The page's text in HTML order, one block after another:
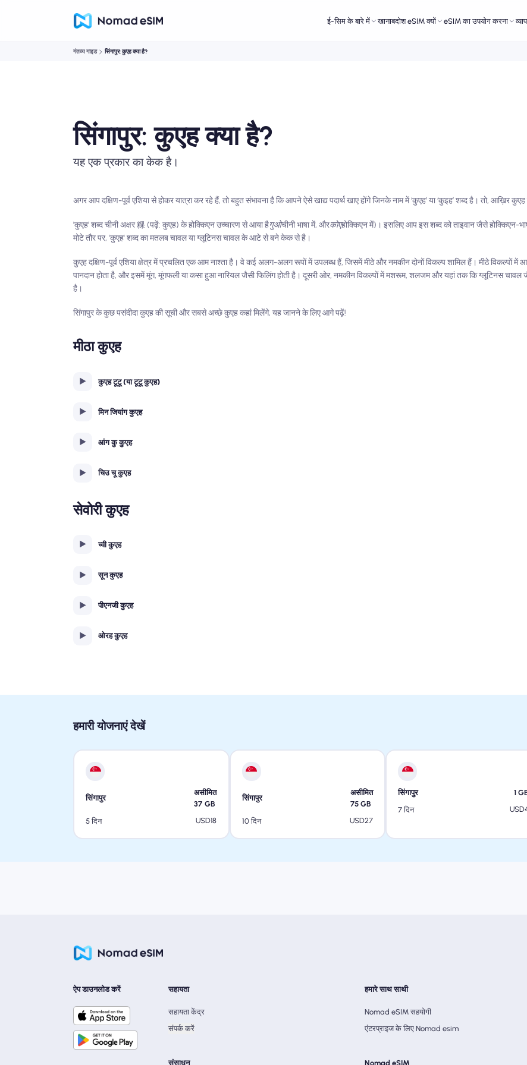
ई-सिम के बारे में खानाबदोश eSIM क्यों eSIM का उपयोग करना
गंतव्य गाइड सिंगापुर: कुएह क्या है?
सिंगापुर: कुएह क्या है?
यह एक प्रकार का केक है।
अगर आप दक्षिण-पूर्व एशिया से होकर यात्रा कर रहे हैं, तो बहुत संभावना है कि आपने ऐसे खाद्य पदार्थ खाए होंगे जिनके नाम में ‘कुएह’ या ‘कुइह’ शब्द है। तो, आख़िर कुएह
'कुएह' शब्द चीनी अक्षर 粿 (पढ़ें: कुएह) के होक्किएन उच्चारण से आया हैगुओचीनी भाषा में, औरकोएहोक्किएन में)। इसलिए आप इस शब्द को ताइवान जैसे होक्किएन-
मोटे तौर पर, 'कुएह' शब्द का मतलब चावल या ग्लूटिनस चावल के आटे से बने केक से है।
कुएह दक्षिण-पूर्व एशिया क्षेत्र में प्रचलित एक आम नाश्ता है। वे कई अलग-अलग रूपों में उपलब्ध हैं, जिसमें मीठे और नमकीन दोनों विकल्प शामिल हैं। मीठे विकल्पों में
पानदान होता है, और इसमें मूंग, मूंगफली या कसा हुआ नारियल जैसी फिलिंग होती है। दूसरी ओर, नमकीन विकल्पों में मशरूम, शलजम और यहां तक ​​कि ग्लूटिनस चावल
है।
सिंगापुर के कुछ पसंदीदा कुएह की सूची और सबसे अच्छे कुएह कहां मिलेंगे, यह जानने के लिए आगे पढ़ें!
मीठा कुएह
कुएह टूटू (या टूटू कुएह)
मिन जियांग कुएह
आंग कु कुएह
चिउ चू कुएह
सेवोरी कुएह
च्वी कुएह
सून कुएह
पीएनजी कुएह
ओरह कुएह
हमारी योजनाएं देखें
सिंगापुर
असीमित
37 GB
5 दिन
USD18
सिंगापुर
असीमित
75 GB
10 दिन
USD27
सिंगापुर 1
7 दिन
USD
ऐप डाउनलोड करें सहायता
सहायता केंद्र
संपर्क करें
संसाधन
हमारे साथ साथी
Nomad eSIM सहयोगी
एंटरप्राइज के लिए Nomad esim
Nomad eSIM